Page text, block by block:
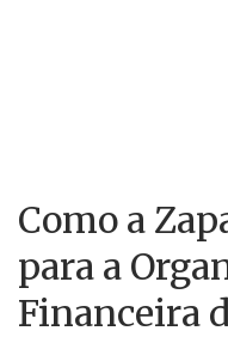
Como a
para a
Financeira